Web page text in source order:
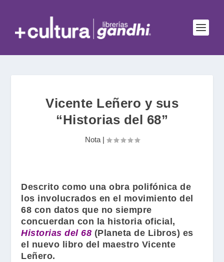
Vicente Leñero y sus
“Historias del 68”
Nota|
Descrito como una obra polifónica de
los involucrados en el movimiento del
68 con datos que no siempre
concuerdan con la historia oficial,
Historias del 68 (Planeta de Libros) es
el nuevo libro del maestro Vicente
Leñero.